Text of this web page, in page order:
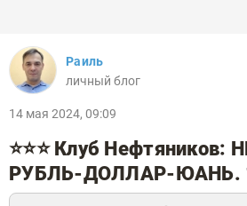
Раиль
личный блог
14 мая 2024, 09:09
⭐️⭐️⭐️ Клуб Нефтяников:
РУБЛЬ-ДОЛЛАР-ЮАНЬ.